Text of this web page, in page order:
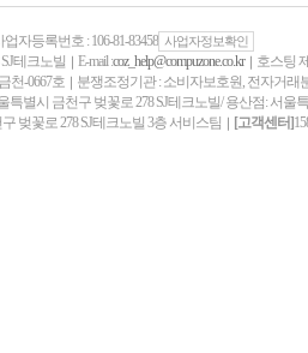
업자등록번호 : 106-81-83458 사업자정보확인
테크노빌 ｜ E-mail :coz_help@compuzone.co.kr｜ 호스팅
천-0667호 ｜ 분쟁조정기관 : 소비자보호원, 전자거래
특별시 금천구 벚꽃로 278 SJ테크노빌/ 용산점: 서울
벚꽃로 278 SJ테크노빌 3층 서비스팀 ｜ [고객센터]